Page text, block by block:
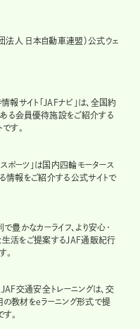
法人 日本自動車連盟）公式ウェ
報サイト「JAFナビ」は、全国約
る会員優待施設をご紹介する
す。
スポーツ」は国内四輪モータース
情報をご紹介する公式サイトで
で豊かなカーライフ、より安心・
活をご提案するJAF通販紀行
。
とJAF交通安全トレーニングは、交
教材をeラーニング形式で提
。